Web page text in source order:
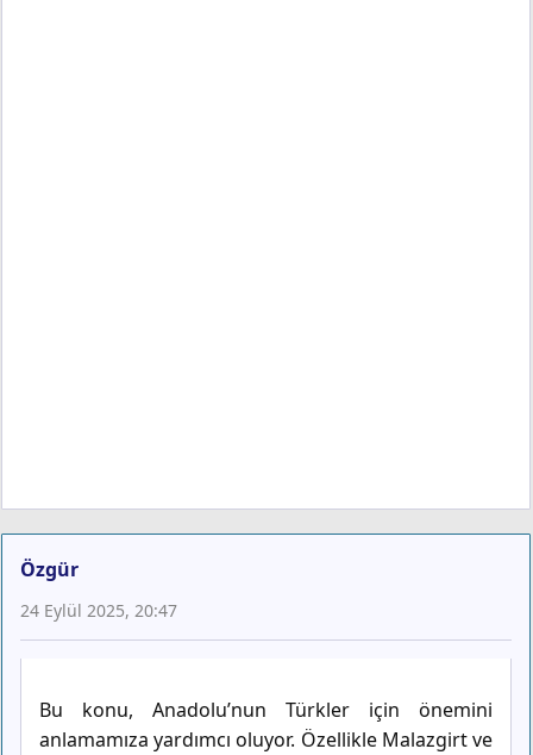
Özgür
24 Eylül 2025, 20:47
Bu konu, Anadolu’nun Türkler için önemini
anlamamıza yardımcı oluyor. Özellikle Malazgirt ve